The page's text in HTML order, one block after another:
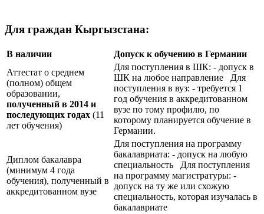
Для граждан Кыргызстана:
В наличии
Допуск к обучению в Германии
Аттестат о среднем
(полном) общем
образовании,
полученный в 2014 и
последующих годах (11
лет обучения)
Для поступления в ШК: - допуск в
ШК на любое направление Для
поступления в вуз: - требуется 1
год обучения в аккредитованном
вузе по тому профилю, по
которому планируется обучение в
Германии.
Диплом бакалавра
(минимум 4 года
обучения), полученный в
аккредитованном вузе
Для поступления на программу
бакалавриата: - допуск на любую
специальность Для поступления
на программу магистратуры: -
допуск на ту же или схожую
специальность, которая изучалась в
бакалавриате